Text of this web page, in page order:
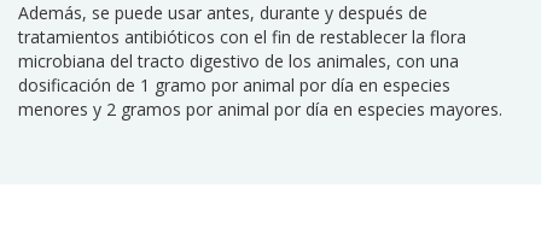
Además, se puede usar antes, durante y después de
tratamientos antibióticos con el fin de restablecer la flora
microbiana del tracto digestivo de los animales, con una
dosificación de 1 gramo por animal por día en especies
menores y 2 gramos por animal por día en especies mayores.